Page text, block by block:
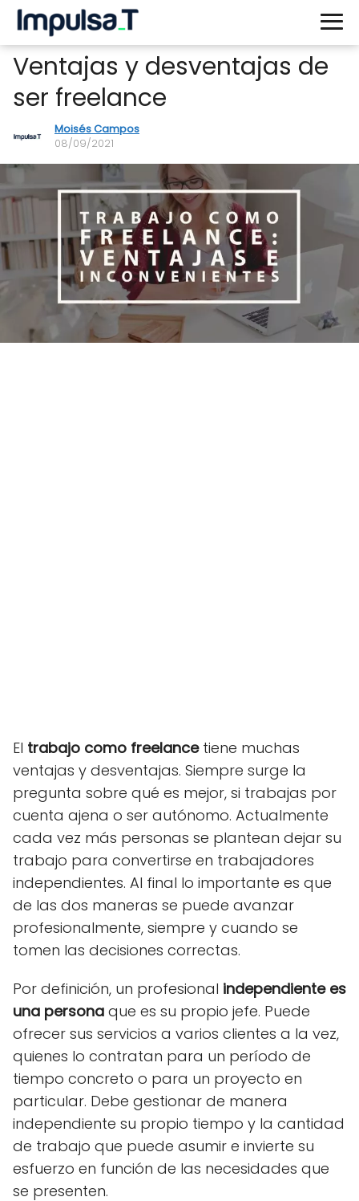
Ventajas y desventajas de
ser freelance
Moisés Campos
08/09/2021
El trabajo como freelancetiene muchas
ventajas y desventajas. Siempre surge la
pregunta sobre qué es mejor, si trabajas por
cuenta ajena o ser autónomo. Actualmente
cada vez más personas se plantean dejar su
trabajo para convertirse en trabajadores
independientes. Al final lo importante es que
de las dos maneras se puede avanzar
profesionalmente, siempre y cuando se
tomen las decisiones correctas.
Por definición, un profesional independiente es
una persona que es su propio jefe. Puede
ofrecer sus servicios a varios clientes a la vez,
quienes lo contratan para un período de
tiempo concreto o para un proyecto en
particular. Debe gestionar de manera
independiente su propio tiempo y la cantidad
de trabajo que puede asumir e invierte su
esfuerzo en función de las necesidades que
se presenten.